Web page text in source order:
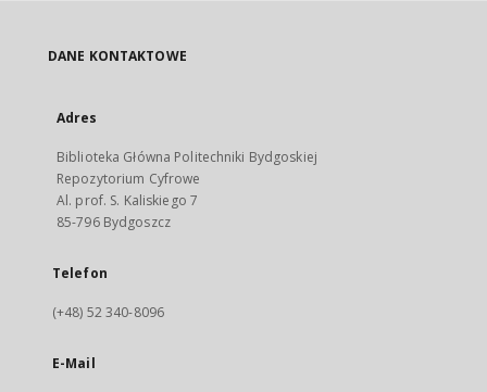
DANE KONTAKTOWE
Adres
Biblioteka Główna Politechniki Bydgoskiej
Repozytorium Cyfrowe
Al. prof. S. Kaliskiego 7
85-796 Bydgoszcz
Telefon
(+48) 52 340-8096
E-Mail